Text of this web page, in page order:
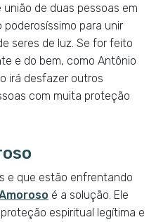
de duas pessoas em
poderosíssimo para unir
seres de luz. Se for feito
e do bem, como Antônio
irá desfazer outros
com muita proteção
e que estão enfrentando
é a solução. Ele
espiritual legítima e